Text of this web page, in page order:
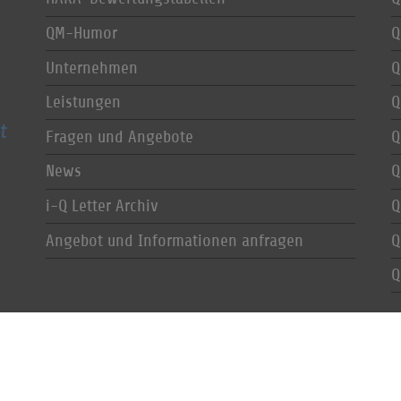
QM-Humor
Unternehmen
Leistungen
Fragen und Angebote
News
i-Q Letter Archiv
Angebot und Informationen anfragen